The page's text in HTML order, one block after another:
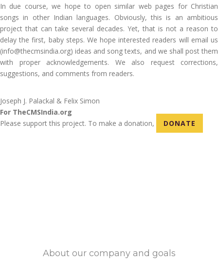
In due course, we hope to open similar web pages for Christian
songs in other Indian languages. Obviously, this is an ambitious
project that can take several decades. Yet, that is not a reason to
delay the first, baby steps. We hope interested readers will email us
(info@thecmsindia.org) ideas and song texts, and we shall post them
with proper acknowledgements. We also request corrections,
suggestions, and comments from readers.
Joseph J. Palackal & Felix Simon
For TheCMSIndia.org
Please support this project. To make a donation,
DONATE
About our company and goals